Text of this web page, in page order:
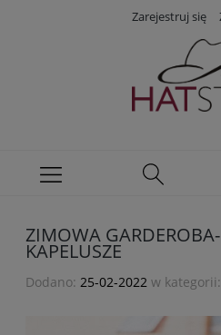
Zarejestruj się
ZIMOWA
KAPELUSZE
Dodano: 25-02-2022 w kategorii: